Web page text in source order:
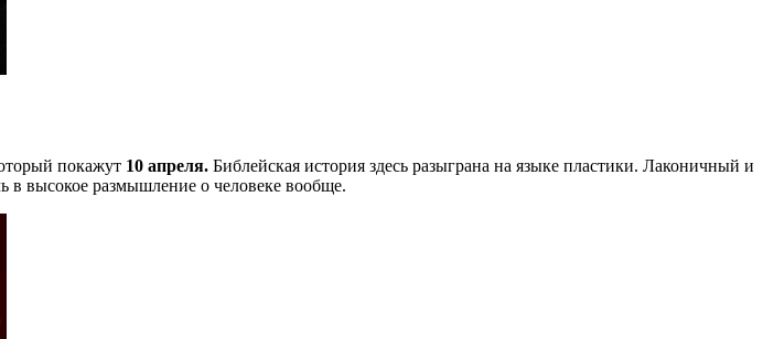
покажут 10 апреля. Библейская история здесь разыграна на языке пластики. Лаконичный и
в высокое размышление о человеке вообще.